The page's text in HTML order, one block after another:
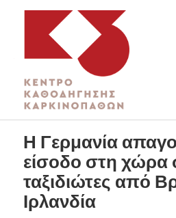
K3
ΚΕΝΤΡΟ ΚΑΘΟΔΗΓΗΣΗΣ
Η Γερμανία
είσοδο στη χώρα
ταξιδιώτες από
Ιρλανδία